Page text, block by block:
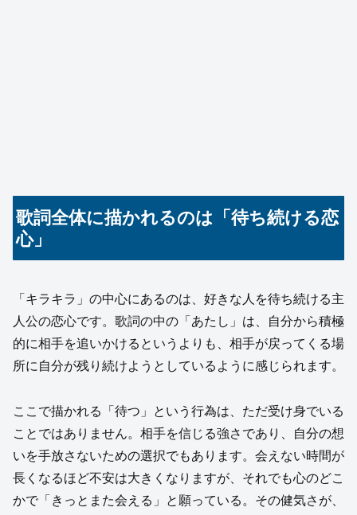
歌詞全体に描かれるのは「待ち続ける恋
心」
「キラキラ」の中心にあるのは、好きな人を待ち続ける主
人公の恋心です。歌詞の中の「あたし」は、自分から積極
的に相手を追いかけるというよりも、相手が戻ってくる場
所に自分が残り続けようとしているように感じられます。
ここで描かれる「待つ」という行為は、ただ受け身でいる
ことではありません。相手を信じる強さであり、自分の想
いを手放さないための選択でもあります。会えない時間が
長くなるほど不安は大きくなりますが、それでも心のどこ
かで「きっとまた会える」と願っている。その健気さが、